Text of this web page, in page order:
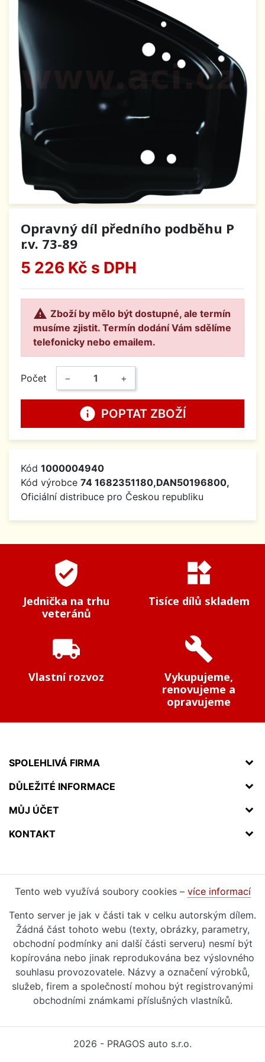
Opravný díl předního podběhu P
r.v. 73-89
5 226 Kč s DPH
 Zboží by mělo být dostupné, ale termín
musíme zjistit. Termín dodání Vám sdělíme
telefonicky nebo emailem.
Počet − +
info POPTAT ZBOŽÍ
Kód 1000004940
Kód výrobce 74 1682351180,DAN50196800,
Oficiální distribuce pro Českou republiku
verified_user
Jednička na trhu
veteránů
widgets
Tisíce dílů skladem
local_shipping
Vlastní rozvoz
build
Vykupujeme,
renovujeme a
opravujeme
SPOLEHLIVÁ FIRMA
DŮLEŽITÉ INFORMACE
MŮJ ÚČET
KONTAKT
Tento web využívá soubory cookies – více informací
Tento server je jak v části tak v celku autorským dílem.
Žádná část tohoto webu (texty, obrázky, parametry,
obchodní podmínky ani další části serveru) nesmí být
kopírována nebo jinak reprodukována bez výslovného
souhlasu provozovatele. Názvy a označení výrobků,
služeb, firem a společností mohou být registrovanými
obchodními známkami příslušných vlastníků.
2026 - PRAGOS auto s.r.o.